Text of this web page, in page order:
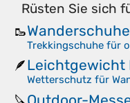
Rüsten Sie sich
🥾
Trekkingschuhe für
🪶Leichtgewicht
Wetterschutz für
Outdoor-